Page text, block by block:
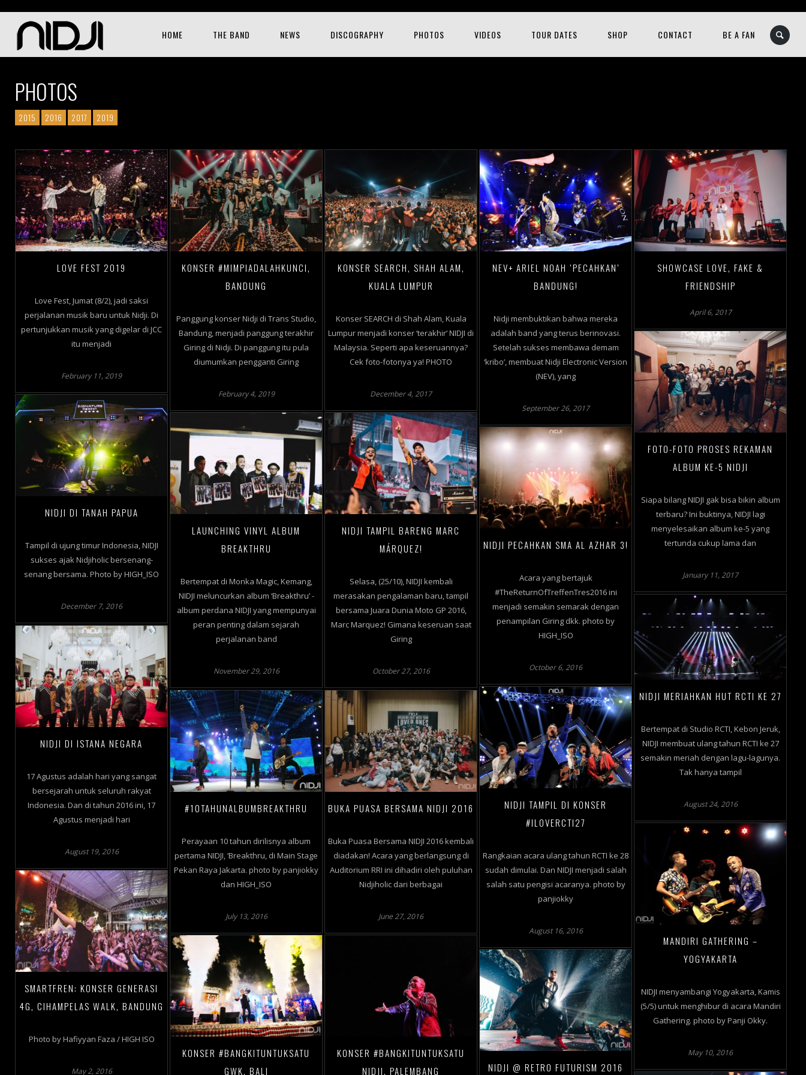
HOME THE BAND NEWS DISCOGRAPHY PHOTOS VIDEOS TOUR DATES SHOP CONTACT BE A FAN
PHOTOS
2015 2016 2017 2019
LOVE FEST 2019
Love Fest, Jumat (8/2), jadi saksi
perjalanan musik baru untuk Nidji. Di
pertunjukkan musik yang digelar di JCC
itu menjadi
February 11, 2019
KONSER #MIMPIADALAHKUNCI,
BANDUNG
Panggung konser Nidji di Trans Studio,
Bandung, menjadi panggung terakhir
Giring di Nidji. Di panggung itu pula
diumumkan pengganti Giring
February 4, 2019
KONSER SEARCH, SHAH ALAM,
KUALA LUMPUR
Konser SEARCH di Shah Alam, Kuala
Lumpur menjadi konser ‘terakhir’ NIDJI di
Malaysia. Seperti apa keseruannya?
Cek foto-fotonya ya! PHOTO
December 4, 2017
NEV+ ARIEL NOAH ‘PECAHKAN’
BANDUNG!
Nidji membuktikan bahwa mereka
adalah band yang terus berinovasi.
Setelah sukses membawa demam
‘kribo’, membuat Nidji Electronic Version
(NEV), yang
September 26, 2017
SHOWCASE LOVE, FAKE &
FRIENDSHIP
April 6, 2017
FOTO-FOTO PROSES REKAMAN
ALBUM KE-5 NIDJI
Siapa bilang NIDJI gak bisa bikin album
terbaru? Ini buktinya, NIDJI lagi
menyelesaikan album ke-5 yang
tertunda cukup lama dan
January 11, 2017
NIDJI DI TANAH PAPUA
Tampil di ujung timur Indonesia, NIDJI
sukses ajak Nidjiholic bersenang-
senang bersama. Photo by HIGH_ISO
December 7, 2016
LAUNCHING VINYL ALBUM
BREAKTHRU
Bertempat di Monka Magic, Kemang,
NIDJI meluncurkan album ‘Breakthru’ -
album perdana NIDJI yang mempunyai
peran penting dalam sejarah
perjalanan band
November 29, 2016
NIDJI TAMPIL BARENG MARC
MÁRQUEZ!
Selasa, (25/10), NIDJI kembali
merasakan pengalaman baru, tampil
bersama Juara Dunia Moto GP 2016,
Marc Marquez! Gimana keseruan saat
Giring
October 27, 2016
NIDJI PECAHKAN SMA AL AZHAR 3!
Acara yang bertajuk
#TheReturnOfTreffenTres2016 ini
menjadi semakin semarak dengan
penampilan Giring dkk. photo by
HIGH_ISO
October 6, 2016
NIDJI MERIAHKAN HUT RCTI KE 27
Bertempat di Studio RCTI, Kebon Jeruk,
NIDJI membuat ulang tahun RCTI ke 27
semakin meriah dengan lagu-lagunya.
Tak hanya tampil
August 24, 2016
NIDJI DI ISTANA NEGARA
17 Agustus adalah hari yang sangat
bersejarah untuk seluruh rakyat
Indonesia. Dan di tahun 2016 ini, 17
Agustus menjadi hari
August 19, 2016
NIDJI TAMPIL DI KONSER
#ILOVERCTI27
Rangkaian acara ulang tahun RCTI ke 28
sudah dimulai. Dan NIDJI menjadi salah
salah satu pengisi acaranya. photo by
panjiokky
August 16, 2016
#10TAHUNALBUMBREAKTHRU
Perayaan 10 tahun dirilisnya album
pertama NIDJI, ‘Breakthru, di Main Stage
Pekan Raya Jakarta. photo by panjiokky
dan HIGH_ISO
July 13, 2016
BUKA PUASA BERSAMA NIDJI 2016
Buka Puasa Bersama NIDJI 2016 kembali
diadakan! Acara yang berlangsung di
Auditorium RRI ini dihadiri oleh puluhan
Nidjiholic dari berbagai
June 27, 2016
MANDIRI GATHERING –
YOGYAKARTA
NIDJI menyambangi Yogyakarta, Kamis
(5/5) untuk menghibur di acara Mandiri
Gathering. photo by Panji Okky.
May 10, 2016
SMARTFREN: KONSER GENERASI
4G, CIHAMPELAS WALK, BANDUNG
Photo by Hafiyyan Faza / HIGH ISO
May 2, 2016
KONSER #BANGKITUNTUKSATU
GWK, BALI
KONSER #BANGKITUNTUKSATU
NIDJI, PALEMBANG
NIDJI @ RETRO FUTURISM 2016